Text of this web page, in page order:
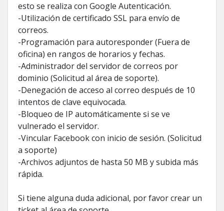
esto se realiza con Google Autenticación.
-Utilización de certificado SSL para envío de
correos.
-Programación para autoresponder (Fuera de
oficina) en rangos de horarios y fechas.
-Administrador del servidor de correos por
dominio (Solicitud al área de soporte).
-Denegación de acceso al correo después de 10
intentos de clave equivocada.
-Bloqueo de IP automáticamente si se ve
vulnerado el servidor.
-Vincular Facebook con inicio de sesión. (Solicitud
a soporte)
-Archivos adjuntos de hasta 50 MB y subida más
rápida.
Si tiene alguna duda adicional, por favor crear un